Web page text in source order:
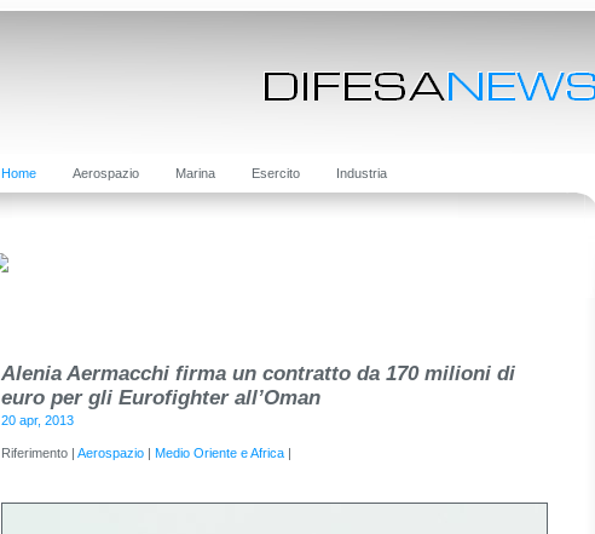
Home Aerospazio Marina Esercito Industria
Alenia Aermacchi firma un contratto da 170 milioni di
euro per gli Eurofighter all’Oman
20 apr, 2013
Riferimento | Aerospazio | Medio Oriente e Africa |